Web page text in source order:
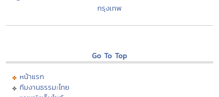
กรุงเทพ
Go To Top
หน้าแรก
ทีมงานธรรมะไทย